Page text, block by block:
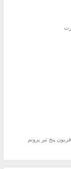
پنج تیر پرونم